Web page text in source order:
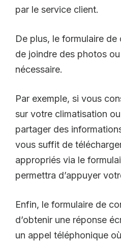
par le service client.
De plus, le formulaire
de joindre des photos
nécessaire.
Par exemple, si vous
sur votre climatisation
partager des
vous suffit de
appropriés via le
permettra d’appuyer
Enfin, le formulaire de
d’obtenir une réponse
un appel téléphonique